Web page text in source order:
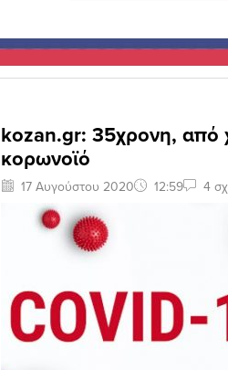
kozan.gr: 35χρονη, από
κορωνοϊό
17 Αυγούστου 2020 12:59 4